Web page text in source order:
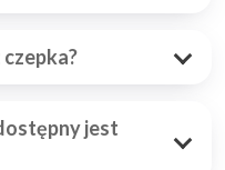
jest